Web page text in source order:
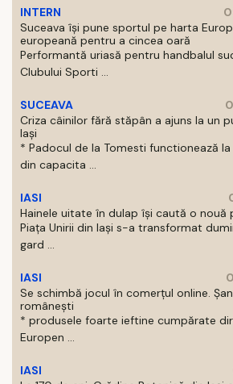
INTERN
Suceava își pune sportul pe harta
europeană pentru a cincea oară
Performantă uriasă pentru handbalul
Clubului Sporti ...
SUCEAVA
Criza câinilor fără stăpân a ajuns la un
Iași
* Padocul de la Tomesti functionează
din capacita ...
IASI
Hainele uitate în dulap îşi caută o nouă
Piaţa Unirii din Iaşi s-a transformat
gard ...
IASI
Se schimbă jocul în comerțul online.
românești
* produsele foarte ieftine cumpărate
Europen ...
IASI